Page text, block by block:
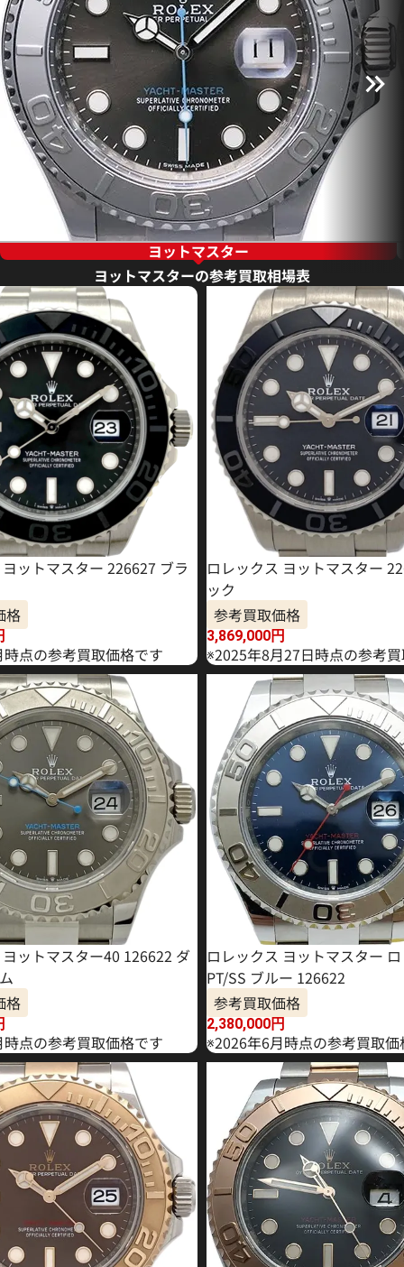
ヨットマスター
ヨットマスターの参考買取相場表
ットマスター 226627 ブラ
格
点の参考買取価格です
ロレックス ヨットマスター
ック
参考買取価格
3,869,000円
※2025年8月27日時点の参考
ットマスター40 126622 ダ
格
点の参考買取価格です
ロレックス ヨットマスター
PT/SS ブルー 126622
参考買取価格
2,380,000円
※2026年6月時点の参考買取価